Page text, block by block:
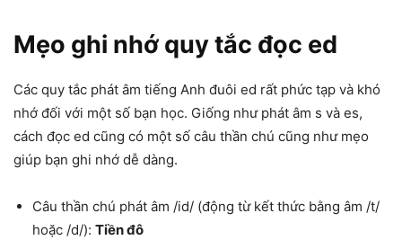
Mẹo ghi nhớ quy tắc đọc ed
Các quy tắc phát âm tiếng Anh đuôi ed rất phức tạp và khó
nhớ đối với một số bạn học. Giống như phát âm s và es,
cách đọc ed cũng có một số câu thần chú cũng như mẹo
giúp bạn ghi nhớ dễ dàng.
Câu thần chú phát âm /id/ (động từ kết thức bằng âm /t/
hoặc /d/): Tiền đô